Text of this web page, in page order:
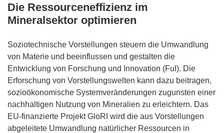
Die Ressourceneffizienz im
Mineralsektor optimieren
Soziotechnische Vorstellungen steuern die Umwandlung
von Materie und beeinflussen und gestalten die
Entwicklung von Forschung und Innovation (FuI). Die
Erforschung von Vorstellungswelten kann dazu beitragen,
sozioökonomische Systemveränderungen zugunsten einer
nachhaltigen Nutzung von Mineralien zu erleichtern. Das
EU-finanzierte Projekt GloRI wird die aus Vorstellungen
abgeleitete Umwandlung natürlicher Ressourcen in